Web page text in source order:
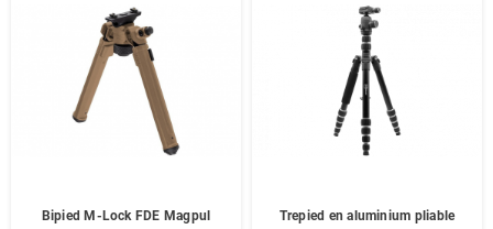
Bipied M-Lock FDE Magpul
Trepied en aluminium pliable